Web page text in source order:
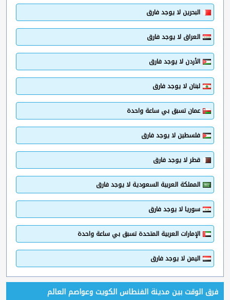
البحرين لا يوجد فارق
العراق لا يوجد فارق
الأردن لا يوجد فارق
لبنان لا يوجد فارق
عمان تسبق بي ساعة واحدة
فلسطين لا يوجد فارق
قطر لا يوجد فارق
المملكة العربية السعودية لا يوجد فارق
سوريا لا يوجد فارق
الإمارات العربية المتحدة تسبق بي ساعة واحدة
اليمن لا يوجد فارق
فرق الوقت بين مدينة الفنطاس الكويت وعواصم العالم